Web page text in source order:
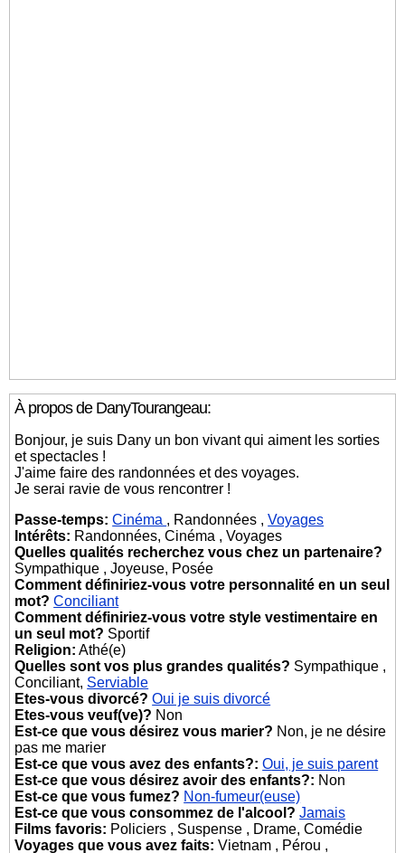
À propos de DanyTourangeau:
Bonjour, je suis Dany un bon vivant qui aiment les sorties
et spectacles !
J'aime faire des randonnées et des voyages.
Je serai ravie de vous rencontrer !
Passe-temps: Cinéma , Randonnées ,Voyages
Intérêts: Randonnées, Cinéma , Voyages
Quelles qualités recherchez vous chez un partenaire?
Sympathique , Joyeuse, Posée
Comment définiriez-vous votre personnalité en un seul
mot? Conciliant
Comment définiriez-vous votre style vestimentaire en
un seul mot? Sportif
Religion: Athé(e)
Quelles sont vos plus grandes qualités? Sympathique ,
Conciliant, Serviable
Etes-vous divorcé? Oui je suis divorcé
Etes-vous veuf(ve)? Non
Est-ce que vous désirez vous marier? Non, je ne désire
pas me marier
Est-ce que vous avez des enfants?: Oui, je suis parent
Est-ce que vous désirez avoir des enfants?: Non
Est-ce que vous fumez? Non-fumeur(euse)
Est-ce que vous consommez de l'alcool? Jamais
Films favoris: Policiers , Suspense , Drame, Comédie
Voyages que vous avez faits: Vietnam , Pérou ,